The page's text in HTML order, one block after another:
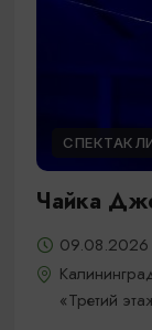
Чайка
«Третий